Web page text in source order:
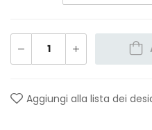
Aggiungi alla lista dei